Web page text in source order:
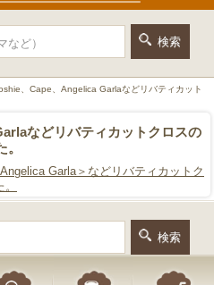
、Cape、Angelica Garlaなどリバティカット
などリバティカットクロスの
Garla＞などリバティカットク